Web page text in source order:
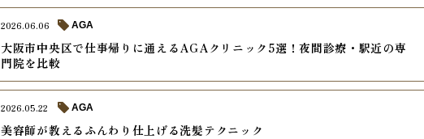
大阪市中央区で仕事帰りに通えるAGAクリニック5選！夜間診療・駅近の専
門院を比較
2026.06.06 AGA
美容師が教えるふんわり仕上げる洗髪テクニック
2026.05.22 AGA